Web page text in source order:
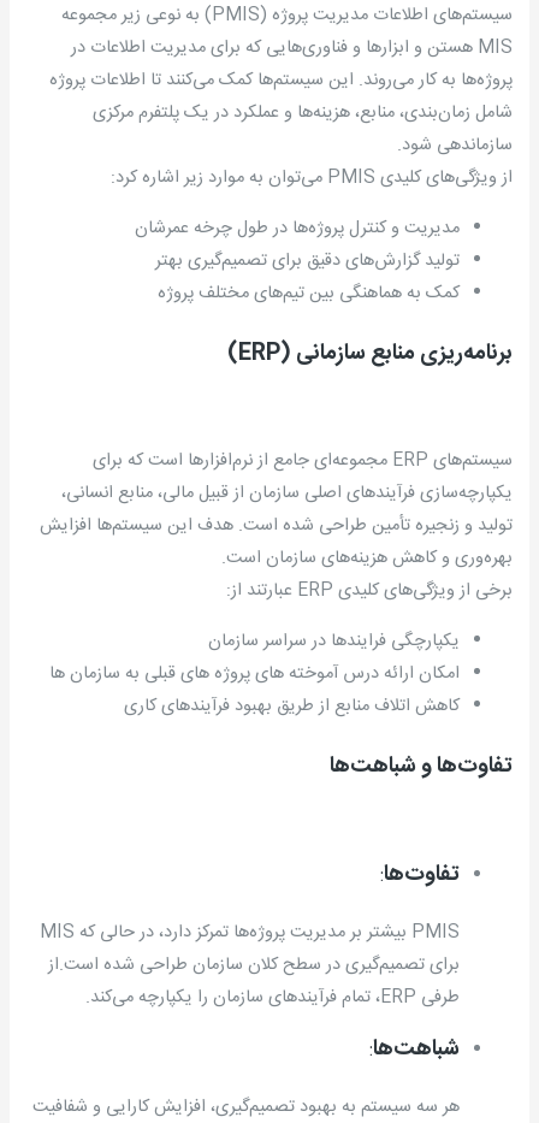
سیستم‌های اطلاعات مدیریت پروژه (PMIS) به نوعی زیر مجموعه
MIS هستن و ابزارها و فناوری‌هایی که برای مدیریت اطلاعات در
پروژه‌ها به کار می‌روند. این سیستم‌ها کمک می‌کنند تا اطلاعات پروژه
شامل زمان‌بندی، منابع، هزینه‌ها و عملکرد در یک پلتفرم مرکزی
سازماندهی شود.
از ویژگی‌های کلیدی PMIS می‌توان به موارد زیر اشاره کرد:
مدیریت و کنترل پروژه‌ها در طول چرخه عمرشان
تولید گزارش‌های دقیق برای تصمیم‌گیری بهتر
کمک به هماهنگی بین تیم‌های مختلف پروژه
برنامه‌ریزی منابع سازمانی (ERP)
سیستم‌های ERP مجموعه‌ای جامع از نرم‌افزارها است که برای
یکپارچه‌سازی فرآیندهای اصلی سازمان از قبیل مالی، منابع انسانی،
تولید و زنجیره تأمین طراحی شده است. هدف این سیستم‌ها افزایش
بهره‌وری و کاهش هزینه‌های سازمان است.
برخی از ویژگی‌های کلیدی ERP عبارتند از:
یکپارچگی فرایندها در سراسر سازمان
امکان ارائه درس آموخته های پروژه های قبلی به سازمان ها
کاهش اتلاف منابع از طریق بهبود فرآیندهای کاری
تفاوت‌ها و شباهت‌ها
تفاوت‌ها:
PMIS بیشتر بر مدیریت پروژه‌ها تمرکز دارد، در حالی که MIS
برای تصمیم‌گیری در سطح کلان سازمان طراحی شده است.از
طرفی ERP، تمام فرآیندهای سازمان را یکپارچه می‌کند.
شباهت‌ها:
هر سه سیستم به بهبود تصمیم‌گیری، افزایش کارایی و شفافیت